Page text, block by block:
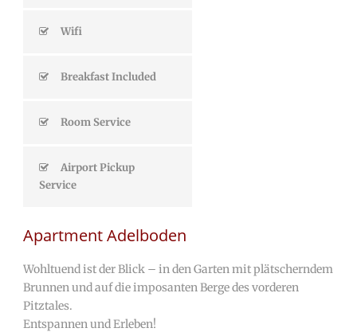
Wifi
Breakfast Included
Room Service
Airport Pickup
Service
Apartment Adelboden
Wohltuend ist der Blick – in den Garten mit plätscherndem
Brunnen und auf die imposanten Berge des vorderen
Pitztales.
Entspannen und Erleben!